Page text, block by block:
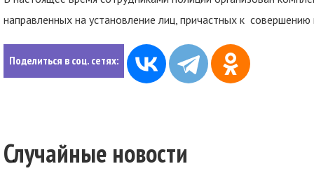
направленных на установление лиц, причастных к совершению
Поделиться в соц. сетях:
Случайные новости